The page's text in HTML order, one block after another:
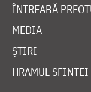
ÎNTREABĂ
MEDIA
ȘTIRI
HRAMUL SFINTEI